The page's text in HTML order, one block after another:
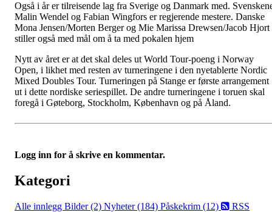
Også i år er tilreisende lag fra Sverige og Danmark med.
Malin Wendel og Fabian Wingfors er regjerende mestere. Danske
Mona Jensen/Morten Berger og Mie Marissa Drewsen/Jacob Hjort
stiller også med mål om å ta med pokalen hjem
Nytt av året er at det skal deles ut World Tour-poeng i Norway
Open, i likhet med resten av turneringene i den nyetablerte Nordic
Mixed Doubles Tour. Turneringen på Stange er første arrangement
ut i dette nordiske seriespillet. De andre turneringene i toruen skal
foregå i Gøteborg, Stockholm, København og på Åland.
Logg inn for å skrive en kommentar.
Kategori
Alle innlegg Bilder (2) Nyheter (184) Påskekrim (12) RSS